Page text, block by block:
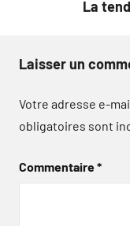
La
Laisser un
Votre adresse e-
obligatoires sont
Commentaire*